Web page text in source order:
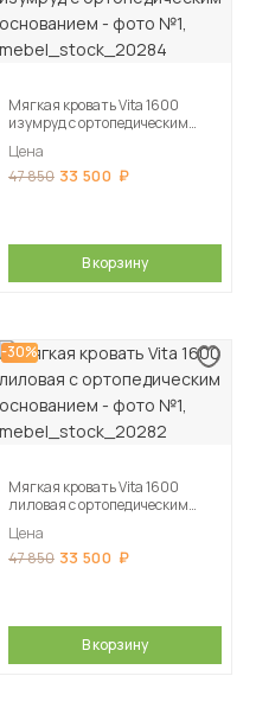
Мягкая кровать Vita 1600
изумруд с ортопедическим
Цена
47 850 33 500
В корзину
-30%
Мягкая кровать Vita 1600
лиловая с ортопедическим
Цена
47 850 33 500
В корзину